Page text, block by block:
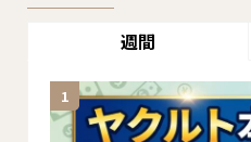
週間